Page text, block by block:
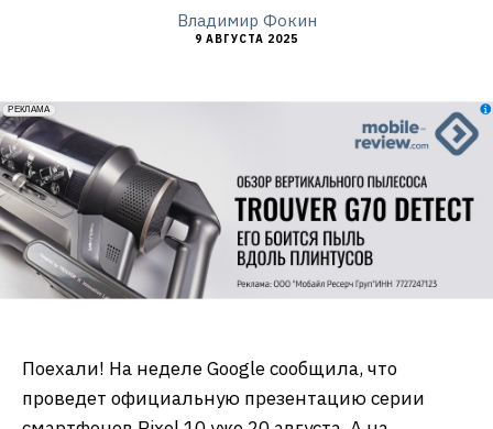
Владимир Фокин
9 АВГУСТА 2025
erid: 2VfnxxmNzs5
РЕКЛАМА
Поехали! На неделе Google сообщила, что
проведет официальную презентацию серии